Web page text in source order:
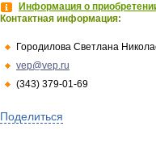
Информация о
Контактная информация:
Городилова Светлана
vep@vep.ru
(343) 379-01-69
Поделиться